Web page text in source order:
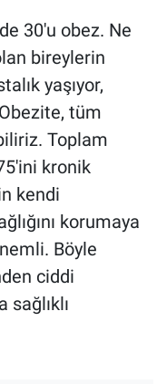
30'u obez. Ne
bireylerin
yaşıyor,
tüm
Toplam
kronik
kendi
korumaya
Böyle
ciddi
sağlıklı